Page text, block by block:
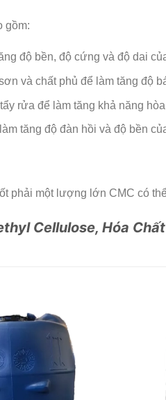
gồm:
độ bền, độ cứng và độ dai
và chất phủ để làm tăng độ
rửa để làm tăng khả năng
tăng độ đàn hồi và độ bền
phải một lượng lớn CMC có
Cellulose, Hóa